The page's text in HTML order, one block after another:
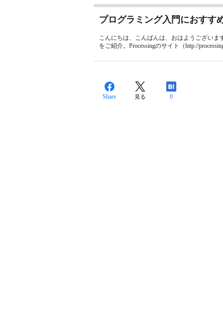
プログラミング入門におすす
こんにちは、こんばんは、おはようございま
をご紹介。Processingのサイト（http://
Share 見る 0